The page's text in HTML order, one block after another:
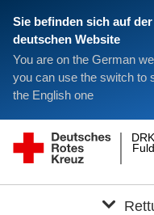
Sie befinden sich auf der
deutschen Website
You are on the German
you can use the switch to
the English one